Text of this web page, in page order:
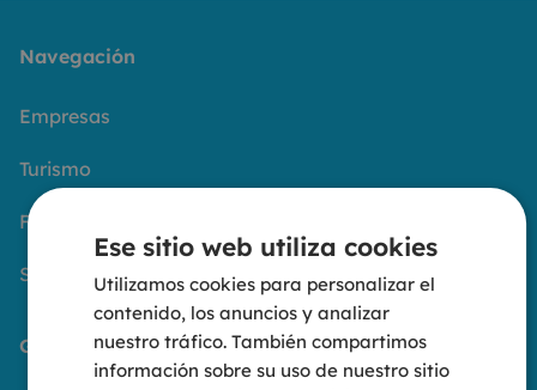
Navegación
Empresas
Turismo
Formación
Servicios
Grupo Océano
Ese sitio web utiliza cookies
Utilizamos cookies para personalizar el
contenido, los anuncios y analizar
nuestro tráfico. También compartimos
información sobre su uso de nuestro sitio